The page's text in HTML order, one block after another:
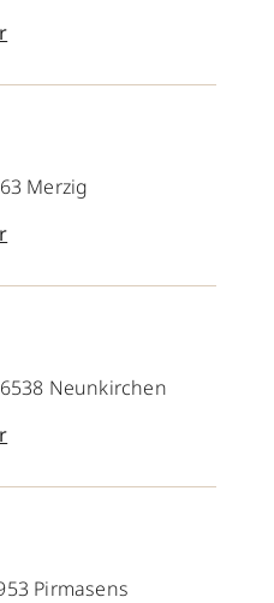
Merzig
Neunkirchen
Pirmasens